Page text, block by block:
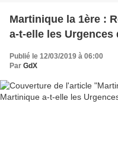
Martinique la 1ère :
a-t-elle les Urgences
Publié le 12/03/2019 à 06:00
Par GdX